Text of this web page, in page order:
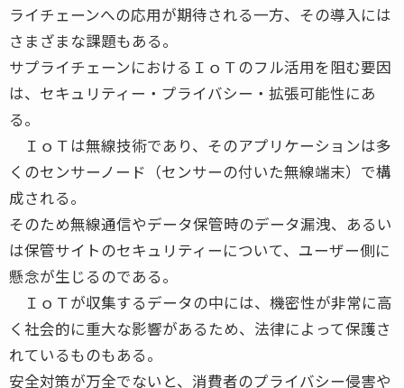
ライチェーンへの応用が期待される一方、その導入には
さまざまな課題もある。
サプライチェーンにおけるＩｏＴのフル活用を阻む要因
は、セキュリティー・プライバシー・拡張可能性にあ
る。
ＩｏＴは無線技術であり、そのアプリケーションは多
くのセンサーノード（センサーの付いた無線端末）で構
成される。
そのため無線通信やデータ保管時のデータ漏洩、あるい
は保管サイトのセキュリティーについて、ユーザー側に
懸念が生じるのである。
ＩｏＴが収集するデータの中には、機密性が非常に高
く社会的に重大な影響があるため、法律によって保護さ
れているものもある。
安全対策が万全でないと、消費者のプライバシー侵害や